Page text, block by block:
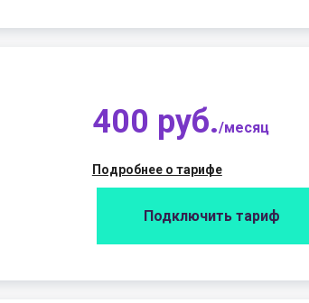
400 руб./месяц
Подробнее о тарифе
Подключить тариф